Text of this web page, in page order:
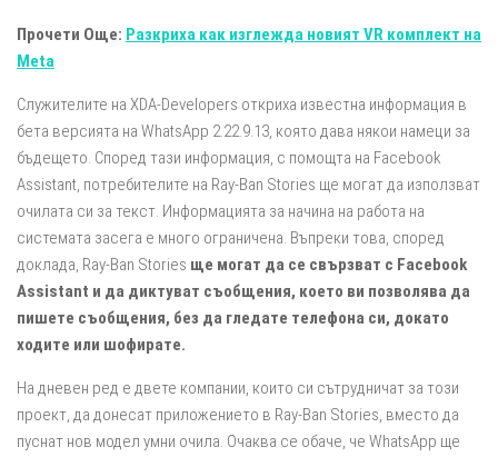
Прочети Още: Разкриха как изглежда новият VR комплект на
Meta
Служителите на XDA-Developers откриха известна информация в
бета версията на WhatsApp 2.22.9.13, която дава някои намеци за
бъдещето. Според тази информация, с помощта на Facebook
Assistant, потребителите на Ray-Ban Stories ще могат да използват
очилата си за текст. Информацията за начина на работа на
системата засега е много ограничена. Въпреки това, според
доклада, Ray-Ban Stories ще могат да се свързват с Facebook
Assistant и да диктуват съобщения, което ви позволява да
пишете съобщения, без да гледате телефона си, докато
ходите или шофирате.
На дневен ред е двете компании, които си сътрудничат за този
проект, да донесат приложението в Ray-Ban Stories, вместо да
пуснат нов модел умни очила. Очаква се обаче, че WhatsApp ще